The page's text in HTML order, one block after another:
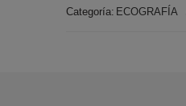
Categoría: ECOGRAFÍA